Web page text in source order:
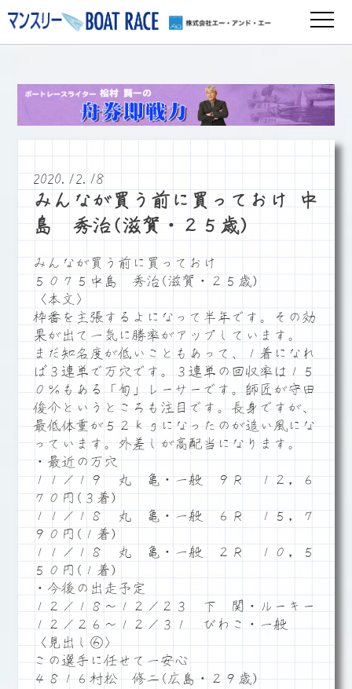
2020.12.18
みんなが買う前に買っておけ 中
島 秀治(滋賀・２５歳)
みんなが買う前に買っておけ
５０７５中島 秀治(滋賀・２５歳)
〈本文〉
枠番を主張するよになって半年です。その効
果が出て一気に勝率がアップしています。
まだ知名度が低いこともあって、１着になれ
ば３連単で万穴です。３連単の回収率は１５
０％もある「旬」レーサーです。師匠が守田
俊介というところも注目です。長身ですが、
最低体重が５２ｋｇになったのが追い風にな
っています。外差しが高配当になります。
・最近の万穴
１１／１９ 丸 亀・一般 ９Ｒ １２，６
７０円(３着)
１１／１８ 丸 亀・一般 ６Ｒ １５，７
９０円(１着)
１１／１８ 丸 亀・一般 ２Ｒ １０，５
５０円(１着)
・今後の出走予定
１２／１８～１２／２３ 下 関・ルーキー
１２／２６～１２／３１ びわこ・一般
〈見出し⑥〉
この選手に任せて一安心
４８１６村松 修二(広島・２９歳)